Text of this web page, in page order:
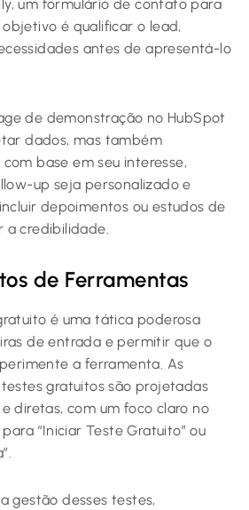
um formulário de contato para
é qualificar o lead,
antes de apresentá-lo
de demonstração no HubSpot
dados, mas também
base em seu interesse,
up seja personalizado e
depoimentos ou estudos de
a credibilidade.
de Ferramentas
é uma tática poderosa
de entrada e permitir que o
a ferramenta. As
gratuitos são projetadas
diretas, com um foco claro no
“Iniciar Teste Gratuito” ou
gestão desses testes,